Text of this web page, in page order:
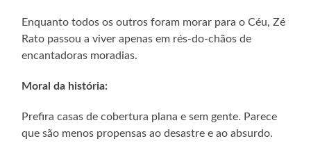
Enquanto todos os outros foram morar para o Céu, Zé
Rato passou a viver apenas em rés-do-chãos de
encantadoras moradias.
Moral da história:
Prefira casas de cobertura plana e sem gente. Parece
que são menos propensas ao desastre e ao absurdo.